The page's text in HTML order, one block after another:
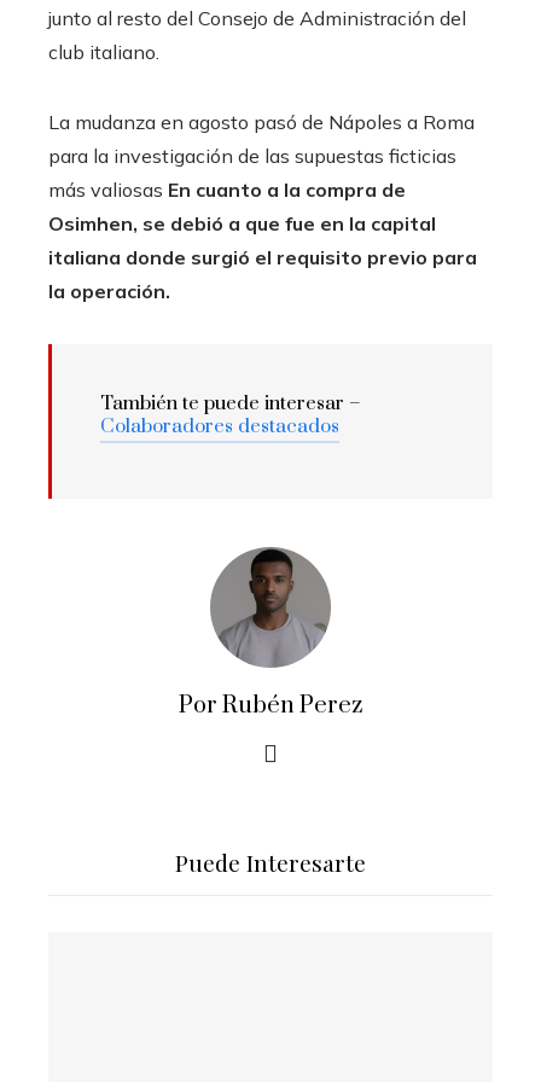
junto al resto del Consejo de Administración del
club italiano.
La mudanza en agosto pasó de Nápoles a Roma
para la investigación de las supuestas ficticias
más valiosas En cuanto a la compra de
Osimhen, se debió a que fue en la capital
italiana donde surgió el requisito previo para
la operación.
También te puede interesar –
Colaboradores destacados
Por Rubén Perez
Puede Interesarte